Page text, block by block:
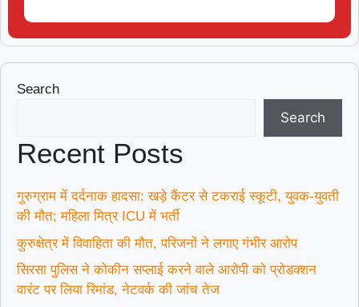
Search
Search
Recent Posts
गुरुग्राम में दर्दनाक हादसा: खड़े कैंटर से टकराई स्कूटी, युवक-युवती
की मौत; महिला मित्र ICU में भर्ती
कुरुक्षेत्र में विवाहिता की मौत, परिजनों ने लगाए गंभीर आरोप
सिरसा पुलिस ने कोकीन सप्लाई करने वाले आरोपी को प्रोडक्शन
वारंट पर लिया रिमांड, नेटवर्क की जांच तेज